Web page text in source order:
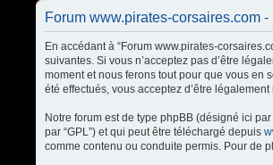
Forum www.pirates-corsaires.com -
En accédant à “Forum www.pirates-
suivantes. Si vous n’acceptez pas d’être
moment et nous ferons tout pour que vous en
été effectués, vous acceptez d’être
Notre forum est de type phpBB (désigné ici par
par “GPL”) et qui peut être téléchargé depuis
comme contenu ou conduite permis. Pour de